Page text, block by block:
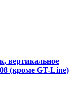
вертикальное
(кроме GT-Line)